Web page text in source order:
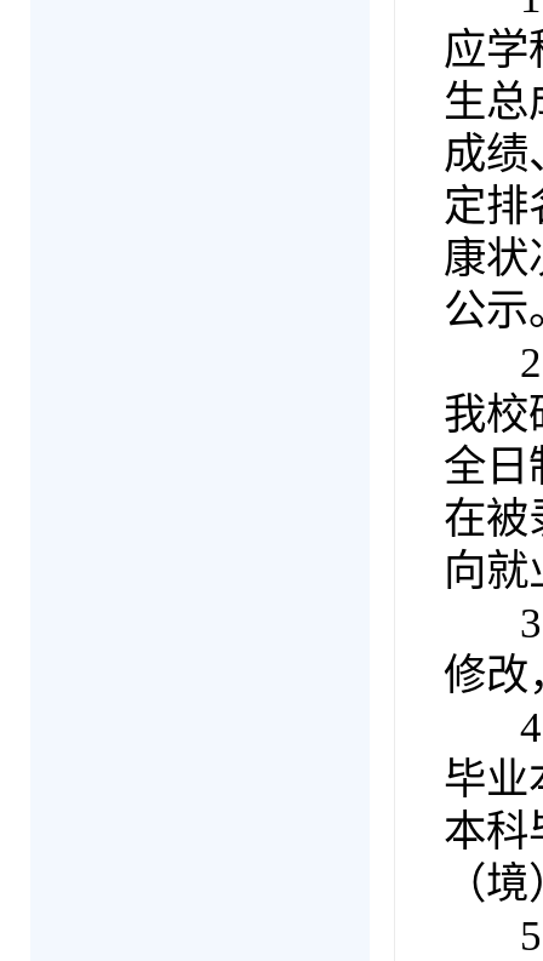
应学
生总
成绩
定排
康状
公示
2.
我校
全日
在被
向就
3.
修改
4.
毕业
本科
（
5.